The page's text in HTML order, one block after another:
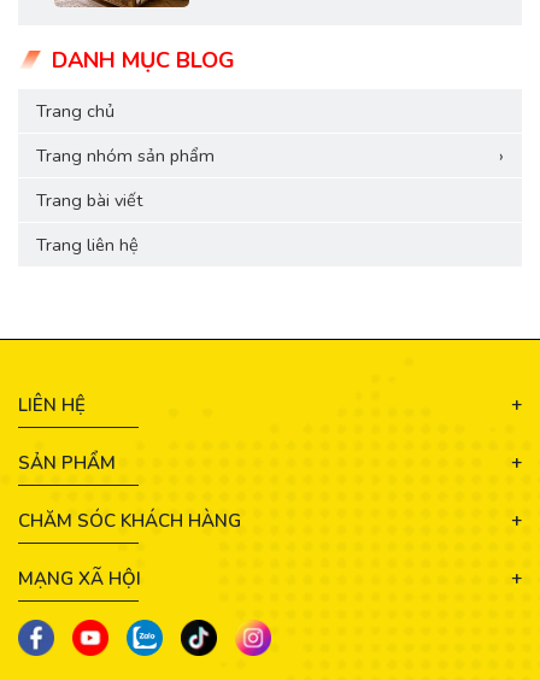
DANH MỤC BLOG
Trang chủ
Trang nhóm sản phẩm
›
Trang bài viết
Trang liên hệ
LIÊN HỆ
SẢN PHẨM
CHĂM SÓC KHÁCH HÀNG
MẠNG XÃ HỘI